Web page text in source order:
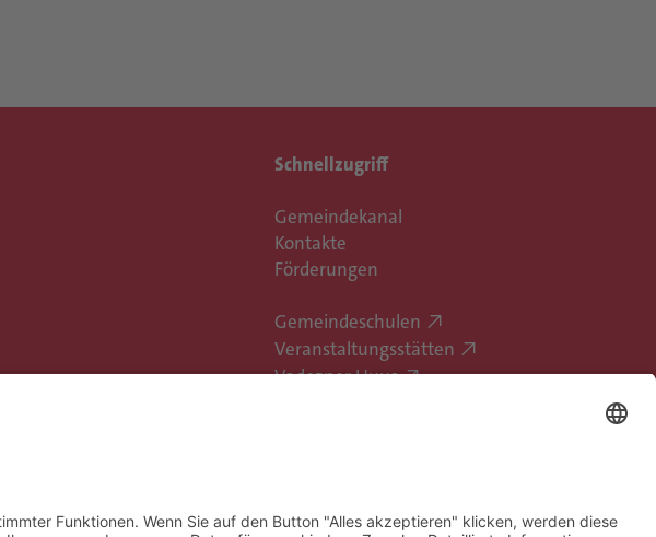
Schnellzugriff
Gemeindekanal
Kontakte
Förderungen
Gemeindeschulen
Veranstaltungsstätten
Vadozner Huus